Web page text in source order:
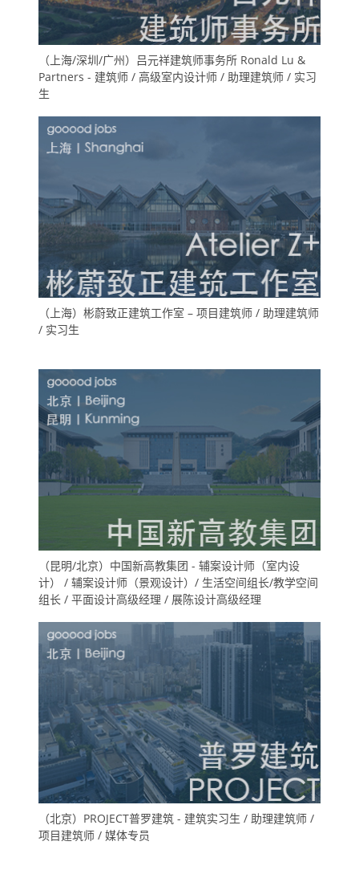
（上海/深圳/广州）吕元祥建筑师事务所 Ronald Lu &
Partners - 建筑师 / 高级室内设计师 / 助理建筑师 / 实习
生
（上海）彬蔚致正建筑工作室 – 项目建筑师 / 助理建筑师
/ 实习生
（昆明/北京）中国新高教集团 - 辅案设计师（室内设
计） / 辅案设计师（景观设计）/ 生活空间组长/教学空间
组长 / 平面设计高级经理 / 展陈设计高级经理
（北京）PROJECT普罗建筑 - 建筑实习生 / 助理建筑师 /
项目建筑师 / 媒体专员